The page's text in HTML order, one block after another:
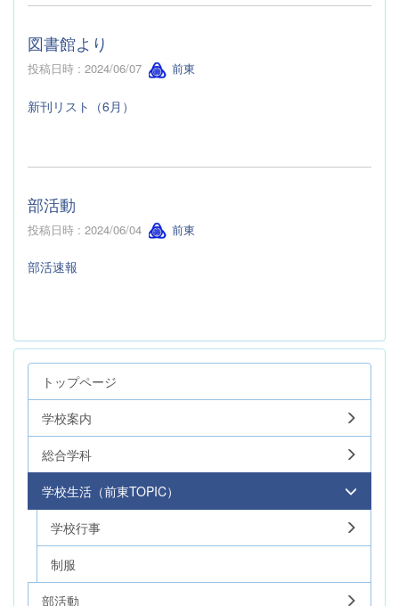
図書館より
投稿日時 : 2024/06/07 前東
新刊リスト（6月）
部活動
投稿日時 : 2024/06/04 前東
部活速報
トップページ
学校案内
総合学科
学校生活（前東TOPIC）
学校行事
制服
部活動